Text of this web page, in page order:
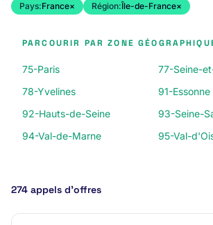
Pays:France× Région:Île-de-France×
PARCOURIR PAR ZONE
75-Paris
77-Seine-
78-Yvelines
91-Essonne
92-Hauts-de-Seine
93-Seine-
94-Val-de-Marne
95-Val-
274 appels d’offres